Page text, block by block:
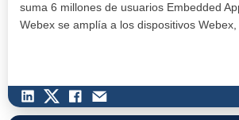
suma 6 millones de usuarios Embedded
Webex se amplía a los dispositivos